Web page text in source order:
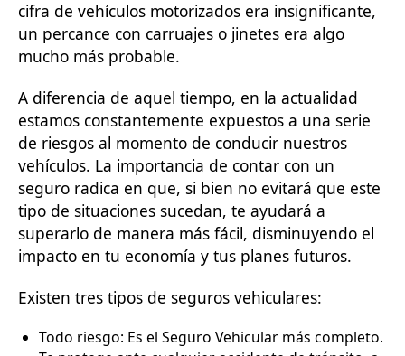
cifra de vehículos motorizados era insignificante,
un percance con carruajes o jinetes era algo
mucho más probable.
A diferencia de aquel tiempo, en la actualidad
estamos constantemente expuestos a una serie
de riesgos al momento de conducir nuestros
vehículos. La importancia de contar con un
seguro radica en que, si bien no evitará que este
tipo de situaciones sucedan, te ayudará a
superarlo de manera más fácil, disminuyendo el
impacto en tu economía y tus planes futuros.
Existen tres tipos de seguros vehiculares:
Todo riesgo: Es el Seguro Vehicular más completo.